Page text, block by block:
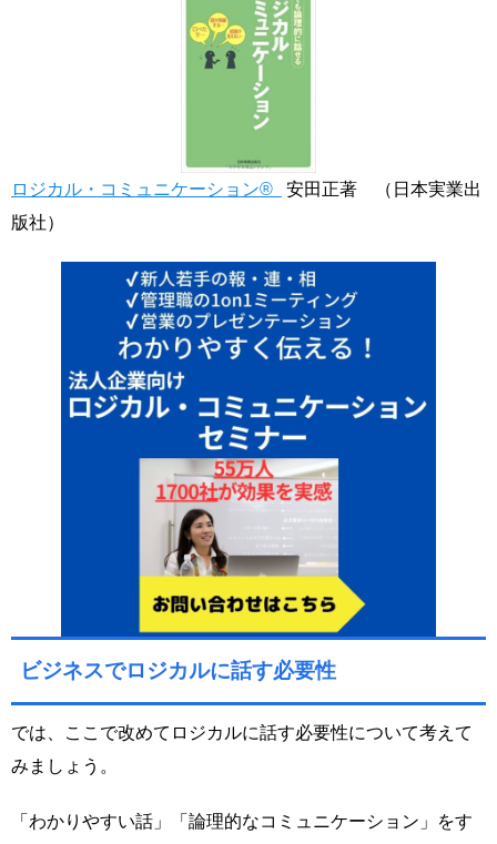
ロジカル・コミュニケーション®
安田正著 （日本実業出
版社）
ビジネスでロジカルに話す必要性
では、ここで改めてロジカルに話す必要性について考えて
みましょう。
「わかりやすい話」「論理的なコミュニケーション」をす